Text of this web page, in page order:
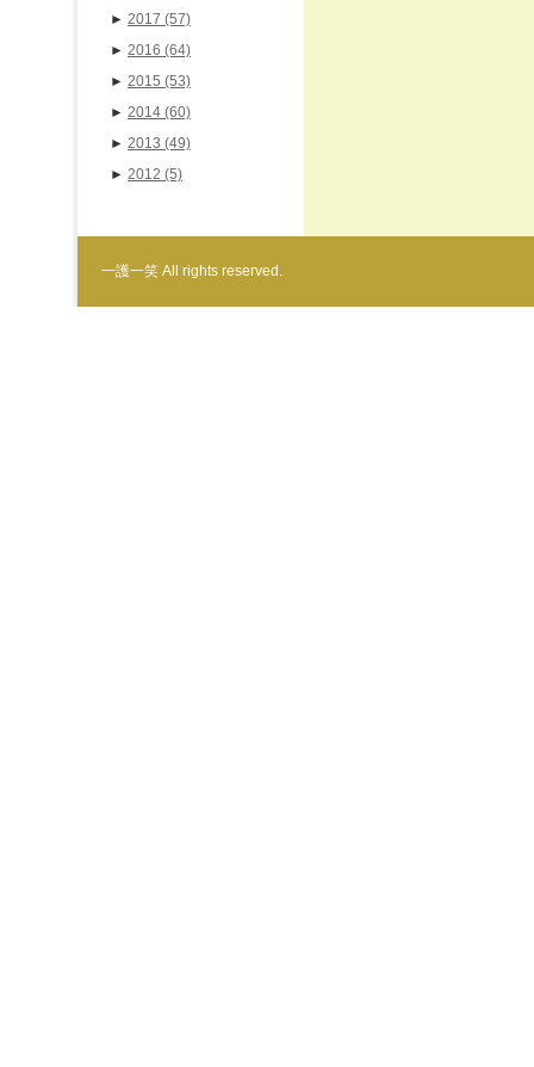
► 2017 (57)
► 2016 (64)
► 2015 (53)
► 2014 (60)
► 2013 (49)
► 2012 (5)
一護一笑 All rights reserved.